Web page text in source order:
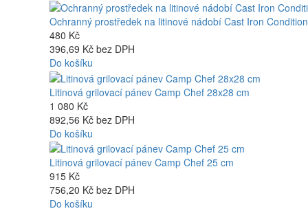
Ochranný prostředek na litinové nádobí Cast Iron
480 Kč
396,69 Kč bez DPH
Do košíku
Litinová grilovací pánev Camp Chef 28x28 cm
1 080 Kč
892,56 Kč bez DPH
Do košíku
Litinová grilovací pánev Camp Chef 25 cm
915 Kč
756,20 Kč bez DPH
Do košíku